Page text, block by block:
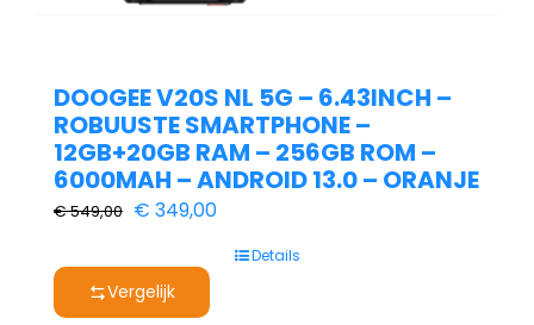
DOOGEE V20S NL 5G – 6.43INCH –
ROBUUSTE SMARTPHONE –
12GB+20GB RAM – 256GB ROM –
6000MAH – ANDROID 13.0 – ORANJE
€549,00 Oorspronkelijke
was:
€ 549,00.
€ 349,00Huidige
prijs Details
Vergelijk